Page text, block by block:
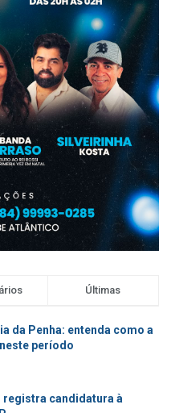
Últimas
da Penha: entenda como a
período
registra candidatura à